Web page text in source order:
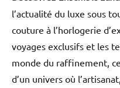
l’actualité du luxe sous
couture à l’horlogerie
voyages exclusifs et les
monde du raffinement,
d’un univers où